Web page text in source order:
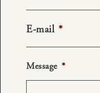
E-mail *
Message *